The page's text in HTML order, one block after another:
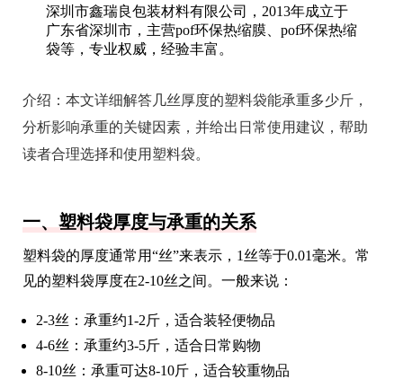
深圳市鑫瑞良包装材料有限公司，2013年成立于
广东省深圳市，主营pof环保热缩膜、pof环保热缩
袋等，专业权威，经验丰富。
介绍： 本文详细解答几丝厚度的塑料袋能承重多少斤，
分析影响承重的关键因素，并给出日常使用建议，帮助
读者合理选择和使用塑料袋。
一、塑料袋厚度与承重的关系
塑料袋的厚度通常用“丝”来表示，1丝等于0.01毫米。常
见的塑料袋厚度在2-10丝之间。一般来说：
2-3丝：承重约1-2斤，适合装轻便物品
4-6丝：承重约3-5斤，适合日常购物
8-10丝：承重可达8-10斤，适合较重物品